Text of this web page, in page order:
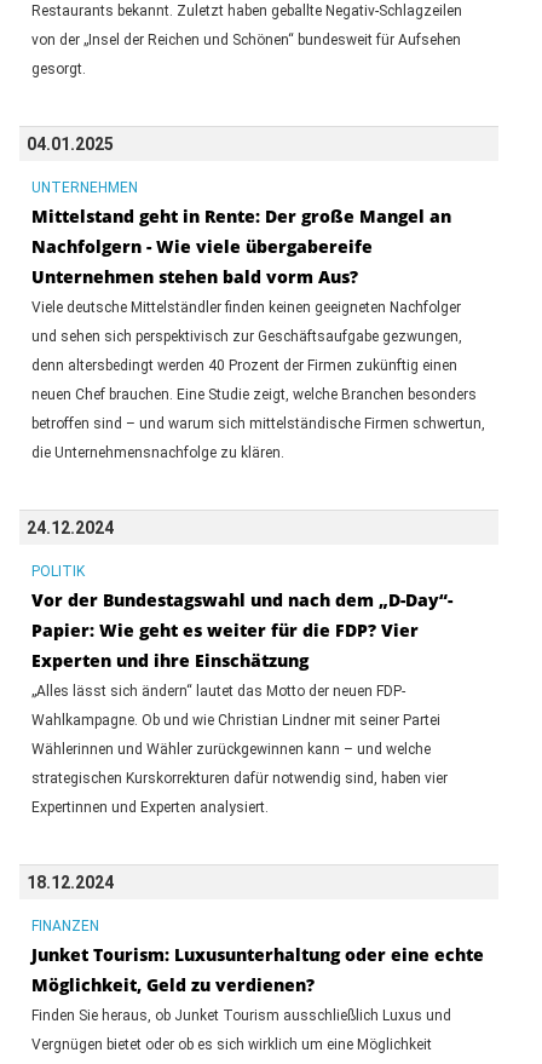
Restaurants bekannt. Zuletzt haben geballte Negativ-Schlagzeilen
von der „Insel der Reichen und Schönen“ bundesweit für Aufsehen
gesorgt.
04.01.2025
UNTERNEHMEN
Mittelstand geht in Rente: Der große Mangel an
Nachfolgern - Wie viele übergabereife
Unternehmen stehen bald vorm Aus?
Viele deutsche Mittelständler finden keinen geeigneten Nachfolger
und sehen sich perspektivisch zur Geschäftsaufgabe gezwungen,
denn altersbedingt werden 40 Prozent der Firmen zukünftig einen
neuen Chef brauchen. Eine Studie zeigt, welche Branchen besonders
betroffen sind – und warum sich mittelständische Firmen schwertun,
die Unternehmensnachfolge zu klären.
24.12.2024
POLITIK
Vor der Bundestagswahl und nach dem „D-Day“-
Papier: Wie geht es weiter für die FDP? Vier
Experten und ihre Einschätzung
„Alles lässt sich ändern“ lautet das Motto der neuen FDP-
Wahlkampagne. Ob und wie Christian Lindner mit seiner Partei
Wählerinnen und Wähler zurückgewinnen kann – und welche
strategischen Kurskorrekturen dafür notwendig sind, haben vier
Expertinnen und Experten analysiert.
18.12.2024
FINANZEN
Junket Tourism: Luxusunterhaltung oder eine echte
Möglichkeit, Geld zu verdienen?
Finden Sie heraus, ob Junket Tourism ausschließlich Luxus und
Vergnügen bietet oder ob es sich wirklich um eine Möglichkeit